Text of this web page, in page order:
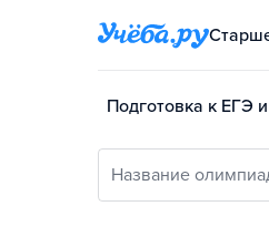
Подготовка к ЕГЭ
Название